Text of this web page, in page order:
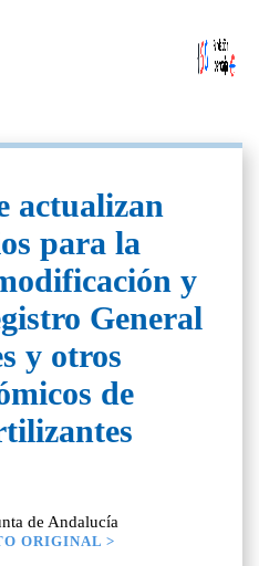
actualizan
para la
y
General
y otros
de
de Andalucía
ORIGINAL >